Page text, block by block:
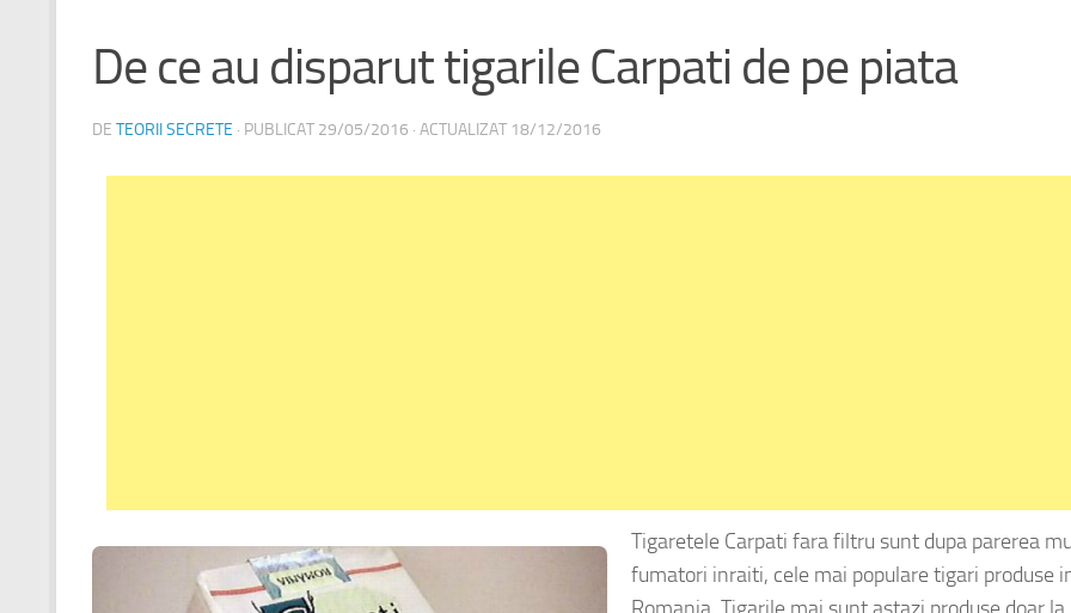
De ce au disparut tigarile Carpati de pe piata
DE TEORII SECRETE · PUBLICAT 29/05/2016 · ACTUALIZAT 18/12/2016
Tigaretele Carpati fara filtru sunt dupa parerea
fumatori inraiti, cele mai populare tigari produse